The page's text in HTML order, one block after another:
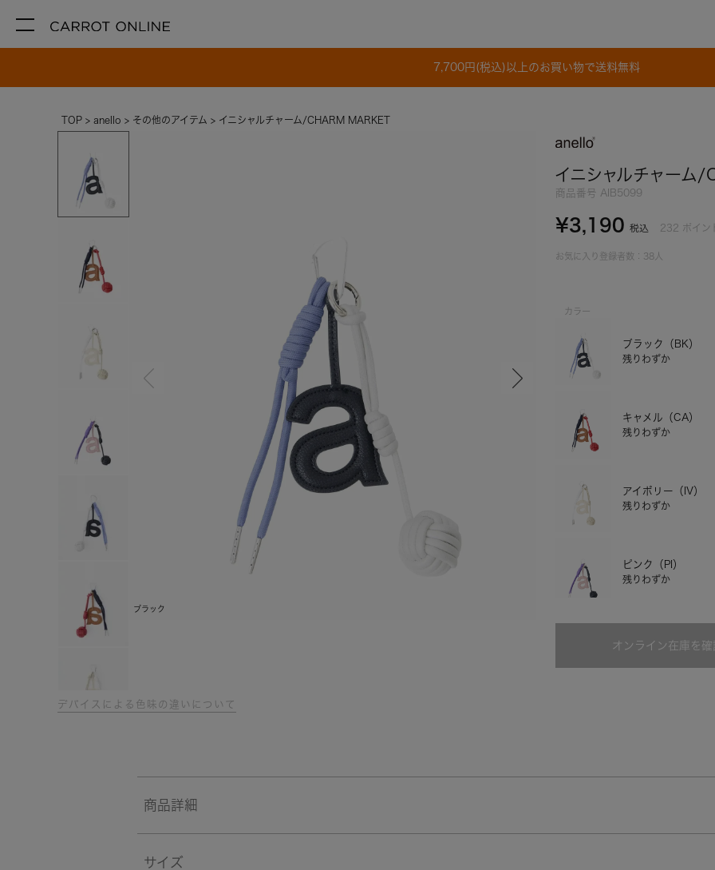
7,700円(税込)以上のお買い物で送料無料
TOP anello その他のアイテム イニシャルチャーム/CHARM MARKET
ブラック
デバイスによる色味の違いについて
イニシャルチャー
商品番号 AIB5099
¥3,190 税込 232 ポイン
お気に入り登録者数： 38 人
カラー
ブラック（BK）
残りわずか
キャメル（CA）
残りわずか
アイボリー（IV）
残りわずか
ピンク（PI）
残りわずか
オンライン在庫を確
商品詳細
サイズ